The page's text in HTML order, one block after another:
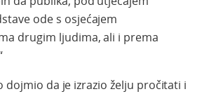
ode s osjećajem
drugim ljudima, ali i prema
dojmio da je izrazio želju pročitati i